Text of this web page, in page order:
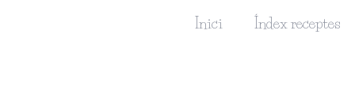
Inici Índex receptes